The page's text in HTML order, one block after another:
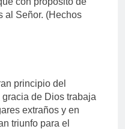
al Señor. (Hechos
principio del
de Dios trabaja
extraños y en
triunfo para el